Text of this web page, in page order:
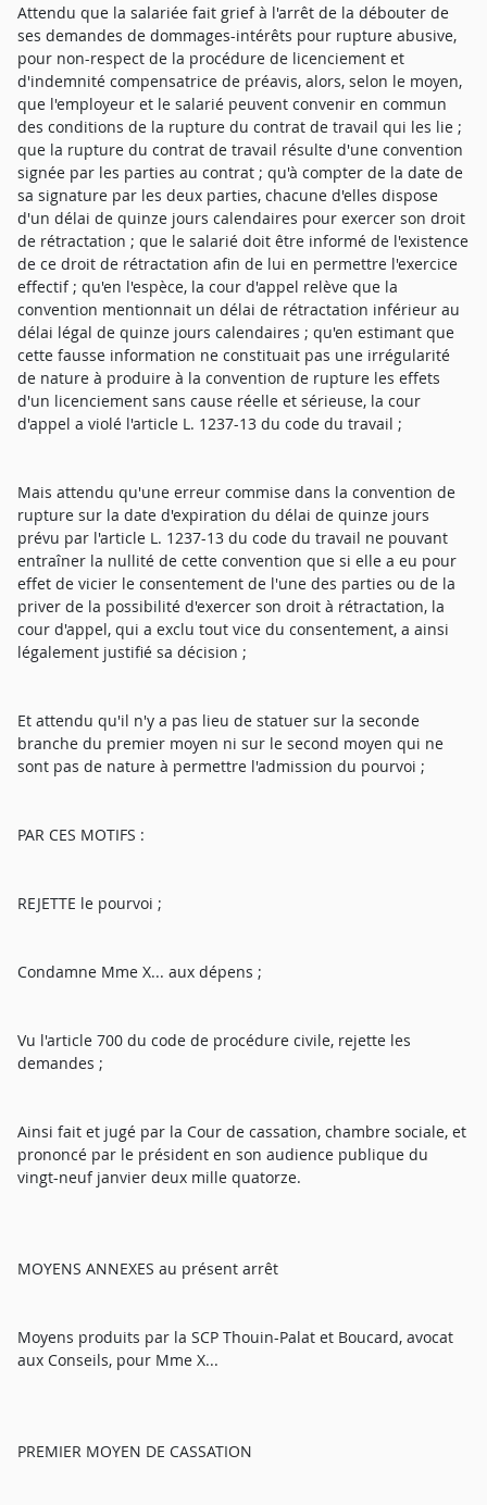
Attendu que la salariée fait grief à l'arrêt de la débouter de
ses demandes de dommages-intérêts pour rupture abusive,
pour non-respect de la procédure de licenciement et
d'indemnité compensatrice de préavis, alors, selon le moyen,
que l'employeur et le salarié peuvent convenir en commun
des conditions de la rupture du contrat de travail qui les lie ;
que la rupture du contrat de travail résulte d'une convention
signée par les parties au contrat ; qu'à compter de la date de
sa signature par les deux parties, chacune d'elles dispose
d'un délai de quinze jours calendaires pour exercer son droit
de rétractation ; que le salarié doit être informé de l'existence
de ce droit de rétractation afin de lui en permettre l'exercice
effectif ; qu'en l'espèce, la cour d'appel relève que la
convention mentionnait un délai de rétractation inférieur au
délai légal de quinze jours calendaires ; qu'en estimant que
cette fausse information ne constituait pas une irrégularité
de nature à produire à la convention de rupture les effets
d'un licenciement sans cause réelle et sérieuse, la cour
d'appel a violé l'article L. 1237-13 du code du travail ;
Mais attendu qu'une erreur commise dans la convention de
rupture sur la date d'expiration du délai de quinze jours
prévu par l'article L. 1237-13 du code du travail ne pouvant
entraîner la nullité de cette convention que si elle a eu pour
effet de vicier le consentement de l'une des parties ou de la
priver de la possibilité d'exercer son droit à rétractation, la
cour d'appel, qui a exclu tout vice du consentement, a ainsi
légalement justifié sa décision ;
Et attendu qu'il n'y a pas lieu de statuer sur la seconde
branche du premier moyen ni sur le second moyen qui ne
sont pas de nature à permettre l'admission du pourvoi ;
PAR CES MOTIFS :
REJETTE le pourvoi ;
Condamne Mme X... aux dépens ;
Vu l'article 700 du code de procédure civile, rejette les
demandes ;
Ainsi fait et jugé par la Cour de cassation, chambre sociale, et
prononcé par le président en son audience publique du
vingt-neuf janvier deux mille quatorze.
MOYENS ANNEXES au présent arrêt
Moyens produits par la SCP Thouin-Palat et Boucard, avocat
aux Conseils, pour Mme X...
PREMIER MOYEN DE CASSATION